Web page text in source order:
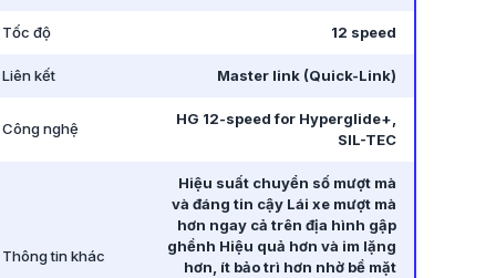
Tốc độ 12 speed
Liên kết Master link (Quick-Link)
Công nghệ
HG 12-speed for Hyperglide+,
SIL-TEC
Thông tin khác
Hiệu suất chuyển số mượt mà
và đáng tin cậy Lái xe mượt mà
hơn ngay cả trên địa hình gập
ghềnh Hiệu quả hơn và im lặng
hơn, ít bảo trì hơn nhờ bề mặt